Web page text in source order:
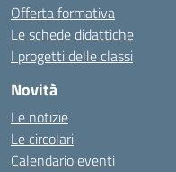
Offerta formativa
Le schede didattiche
I progetti delle classi
Novità
Le notizie
Le circolari
Calendario eventi